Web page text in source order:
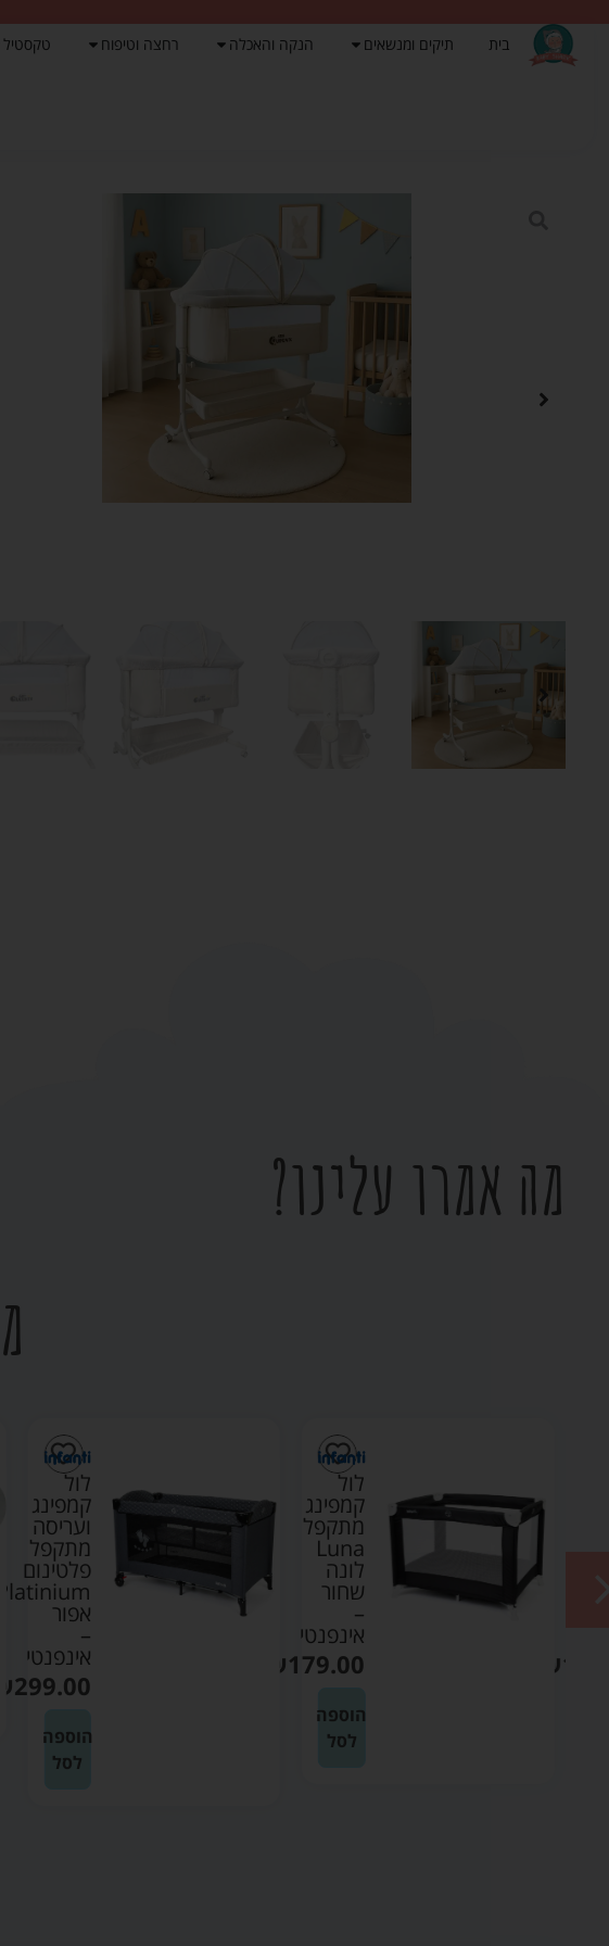
בית תיקים ומנשאים הנקה והאכלה רחצה וטיפוח טקסטיל
מה אמרו עלינו?
₪
לול
קמפינג
מתקפל
Luna
לונה
שחור
–
אינפנטי
₪179.00
הוספה
לסל
לול
קמפינג
ועריסה
מתקפל
פלטינום
Platinium
אפור
–
אינפנטי
₪299.00
הוספה
לסל